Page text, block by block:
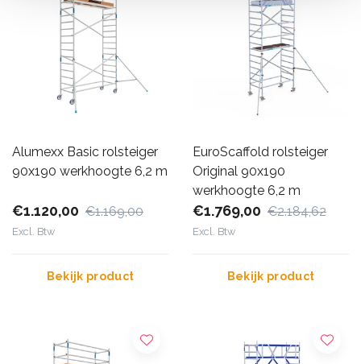
Alumexx Basic rolsteiger
90x190 werkhoogte 6,2 m
€1.120,00 €1.169,00
Excl. Btw
Bekijk product
EuroScaffold rolsteiger
Original 90x190
werkhoogte 6,2 m
€1.769,00 €2.184,62
Excl. Btw
Bekijk product